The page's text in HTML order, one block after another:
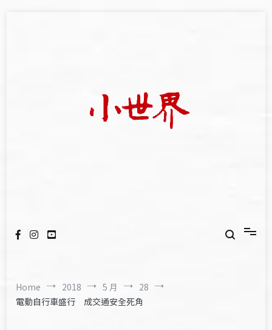
Home 2018 5 月
28
電動自行車盛行 成交通安全死角